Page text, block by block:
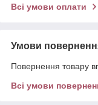
Всі умови оплати
Умови
Повернення товару
Всі умови